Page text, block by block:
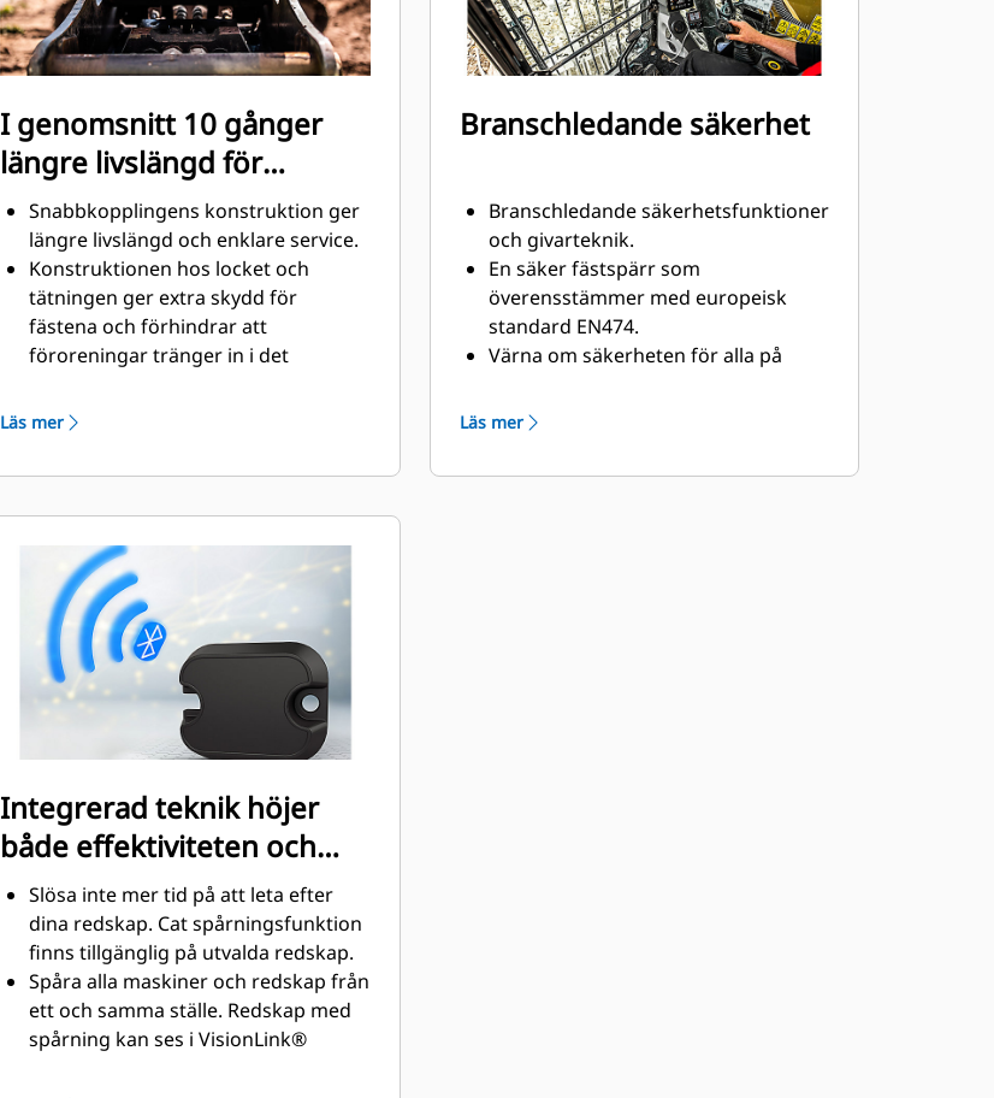
I genomsnitt 10 gånger
längre livslängd för
snabbkopplingen
Snabbkopplingens konstruktion ger
längre livslängd och enklare service.
Konstruktionen hos locket och
tätningen ger extra skydd för
fästena och förhindrar att
föroreningar tränger in i det
Snabbkopplingarnas placering ger
Snabbkopplingar monteras i samma
Inga låsringar eller muttrar används,
vilket minimerar risken för lösa eller
trasiga delar.
Läs mer
Branschledande säkerhet
Branschledande säkerhetsfunktioner
och givarteknik.
En säker fästspärr som
överensstämmer med europeisk
standard EN474.
Värna om säkerheten för alla på
skyddad i hytten och ingen hjälp
hydraulslangar vid redskapsbyten.
Läs mer
Integrerad teknik höjer
både effektiviteten och
produktiviteten
Slösa inte mer tid på att leta efter
dina redskap. Cat spårningsfunktion
finns tillgänglig på utvalda redskap.
Spåra alla maskiner och redskap från
ett och samma ställe. Redskap med
spårning kan ses i VisionLink®